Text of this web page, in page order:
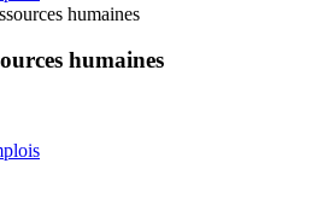
humaines
humaines